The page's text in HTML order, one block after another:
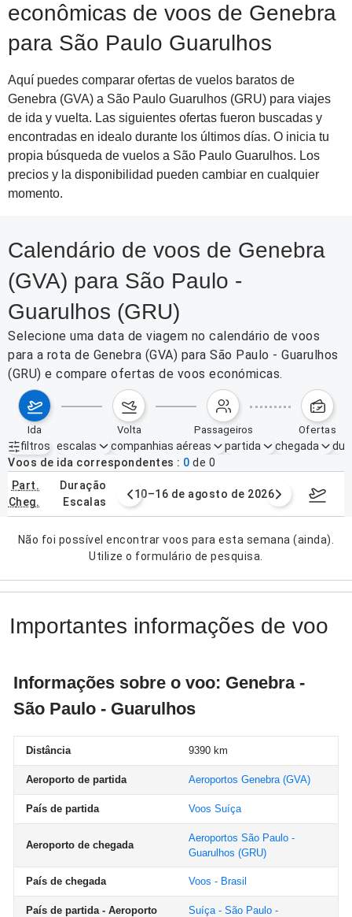
econômicas de voos de Genebra
para São Paulo Guarulhos
Aquí puedes comparar ofertas de vuelos baratos de
Genebra (GVA) a São Paulo Guarulhos (GRU) para viajes
de ida y vuelta. Las siguientes ofertas fueron buscadas y
encontradas en idealo durante los últimos días. O inicia tu
propia búsqueda de vuelos a São Paulo Guarulhos. Los
precios y la disponibilidad pueden cambiar en cualquier
momento.
Calendário de voos de Genebra
(GVA) para São Paulo -
Guarulhos (GRU)
Selecione uma data de viagem no calendário de voos
para a rota de Genebra (GVA) para São Paulo - Guarulhos
(GRU) e compare ofertas de voos económicas.
ida volta passageiros ofertas
filtros
Filtros ativos nenhum
escalas companhias aéreas partida chegada
Voos de ida correspondentes
0 de 0
part.
cheg.
duração
escalas
agosto de 2026 10–16 de agosto de 2026 17–23
Não foi possível encontrar voos para esta semana (ainda).
Utilize o formulário de pesquisa.
Importantes informações de voo
Informações sobre o voo: Genebra -
São Paulo - Guarulhos
Distância 9390 km
Aeroporto de partida Aeroportos Genebra(GVA)
País de partida Voos Suíça
Aeroporto de chegada
Aeroportos São Paulo -
Guarulhos (GRU)
País de chegada Voos - Brasil
País de partida - Aeroporto
Suíça - São Paulo -